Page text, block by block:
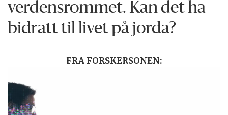
verdensrommet. Kan det ha
bidratt til livet på jorda?
FRA FORSKERSONEN: